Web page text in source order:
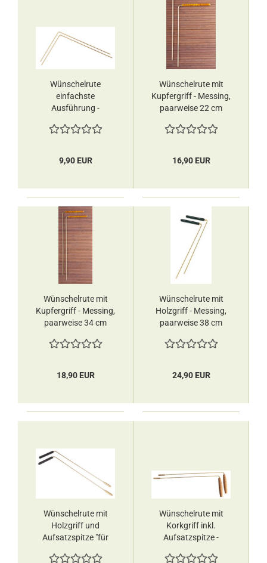
Wünschelrute
einfachste
Ausführung ​​​​​​​-
24 x16 cm Berk
9,90 EUR
Wünschelrute mit
Kupfergriff ​​​​​​​- Messing,
paarweise 22 cm
16,90 EUR
Wünschelrute mit
Kupfergriff ​​​​​​​- Messing,
paarweise 34 cm
18,90 EUR
Wünschelrute mit
Holzgriff ​​​​​​​- Messing,
paarweise 38 cm
24,90 EUR
Wünschelrute mit
Holzgriff und
Aufsatzspitze "für
Wünschelrute mit
Korkgriff inkl.
Aufsatzspitze -